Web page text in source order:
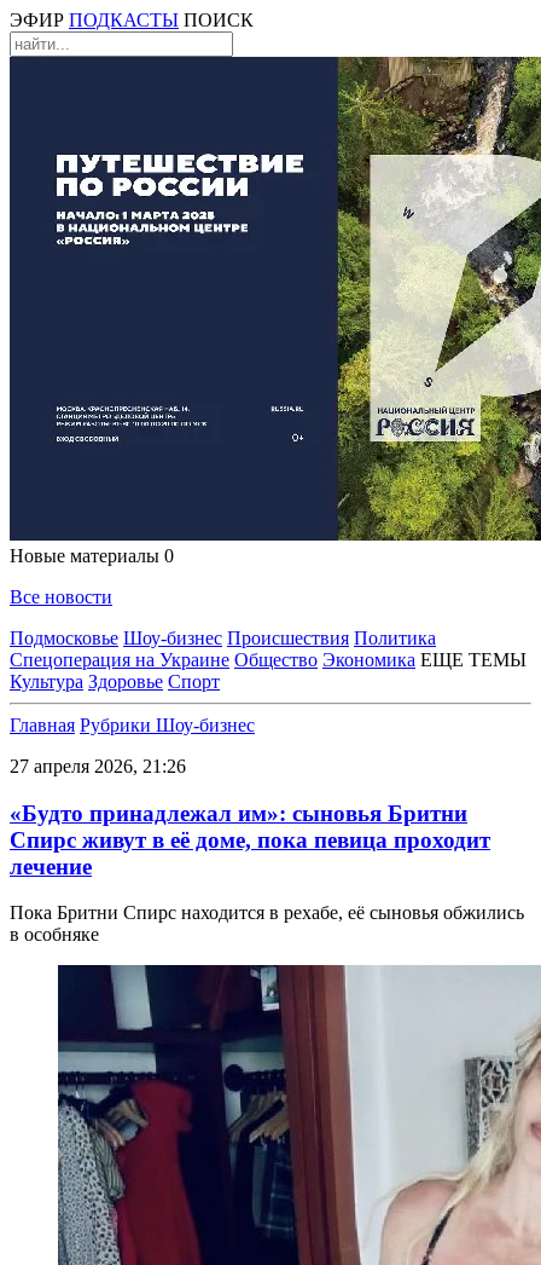
ЭФИР ПОДКАСТЫ ПОИСК
Новые материалы 0
Все новости
Подмосковье Шоу-бизнес Происшествия Политика
Спецоперация на Украине Общество Экономика ЕЩЕ ТЕМЫ
Культура Здоровье Спорт
Главная Рубрики Шоу-бизнес
27 апреля 2026, 21:26
«Будто принадлежал им»: сыновья Бритни
Спирс живут в её доме, пока певица проходит
лечение
Пока Бритни Спирс находится в рехабе, её сыновья обжились
в особняке